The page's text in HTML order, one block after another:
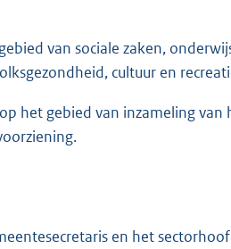
van sociale zaken,
cultuur en
het gebied van inzameling van
en het